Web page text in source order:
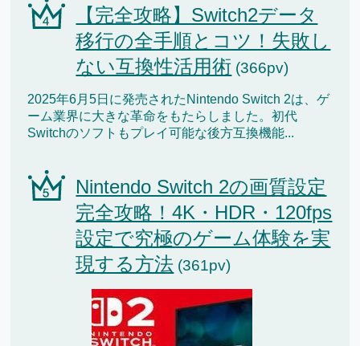
【完全攻略】Switch2データ
移行の全手順とコツ！失敗し
ない互換性活用術 (366pv)
2025年6月5日に発売されたNintendo Switch 2は、ゲ
ーム業界に大きな革命をもたらしました。初代
Switchのソフトもプレイ可能な後方互換機能...
Nintendo Switch 2の画質設定
完全攻略！4K・HDR・120fps
設定で究極のゲーム体験を実
現する方法 (361pv)